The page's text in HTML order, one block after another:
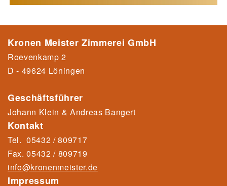
Kronen Meister Zimmerei GmbH
Roevenkamp 2
D - 49624 Löningen
Geschäftsführer
Johann Klein & Andreas Bangert
Kontakt
Tel. 05432 / 809717
Fax.05432 / 809719
info@kronenmeister.de
Impressum